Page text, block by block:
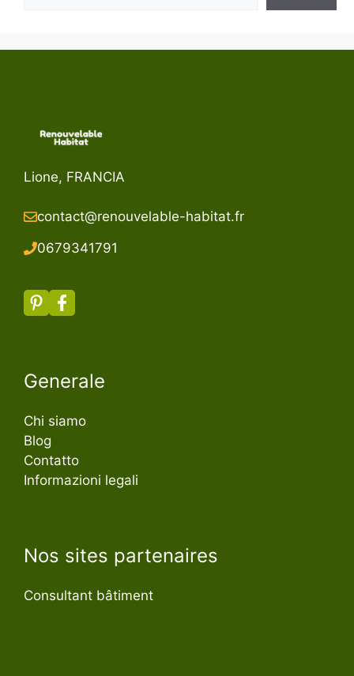
Lione, FRANCIA
contact@renouvelable-habitat.fr
0679341791
Generale
Chi siamo
Blog
Contatto
Informazioni legali
Nos sites partenaires
Consultant bâtiment